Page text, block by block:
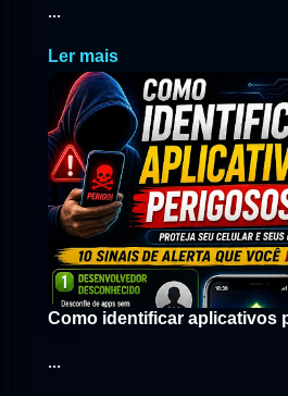
...
Ler mais
Como identificar aplicativos
...